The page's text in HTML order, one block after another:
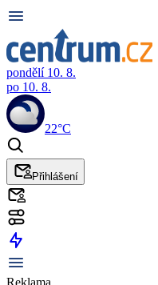
pondělí 10. 8.
po 10. 8.
22°C
Přihlášení
Reklama